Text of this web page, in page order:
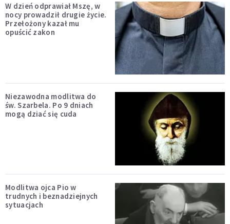
W dzień odprawiał Mszę, w
nocy prowadził drugie życie.
Przełożony kazał mu
opuścić zakon
Niezawodna modlitwa do
św. Szarbela. Po 9 dniach
mogą dziać się cuda
Modlitwa ojca Pio w
trudnych i beznadziejnych
sytuacjach